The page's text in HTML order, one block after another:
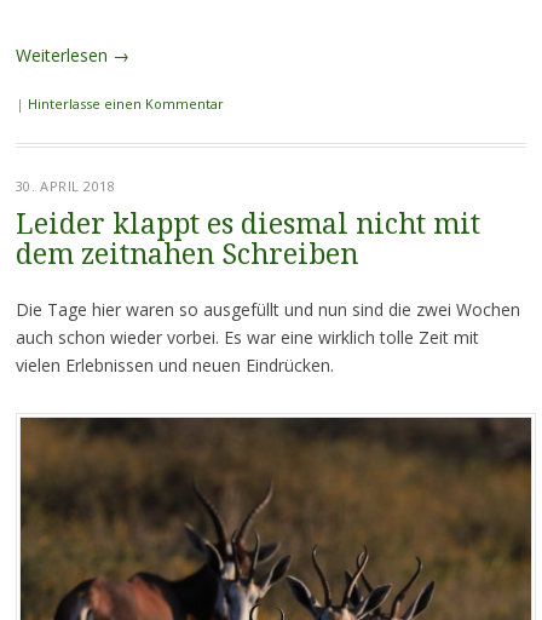
Weiterlesen →
| Hinterlasse einen Kommentar
30. APRIL 2018
Leider klappt es diesmal nicht mit
dem zeitnahen Schreiben
Die Tage hier waren so ausgefüllt und nun sind die zwei Wochen
auch schon wieder vorbei. Es war eine wirklich tolle Zeit mit
vielen Erlebnissen und neuen Eindrücken.